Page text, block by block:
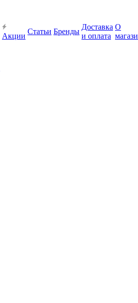
Акции
Статьи Бренды
Доставка
и оплата
О